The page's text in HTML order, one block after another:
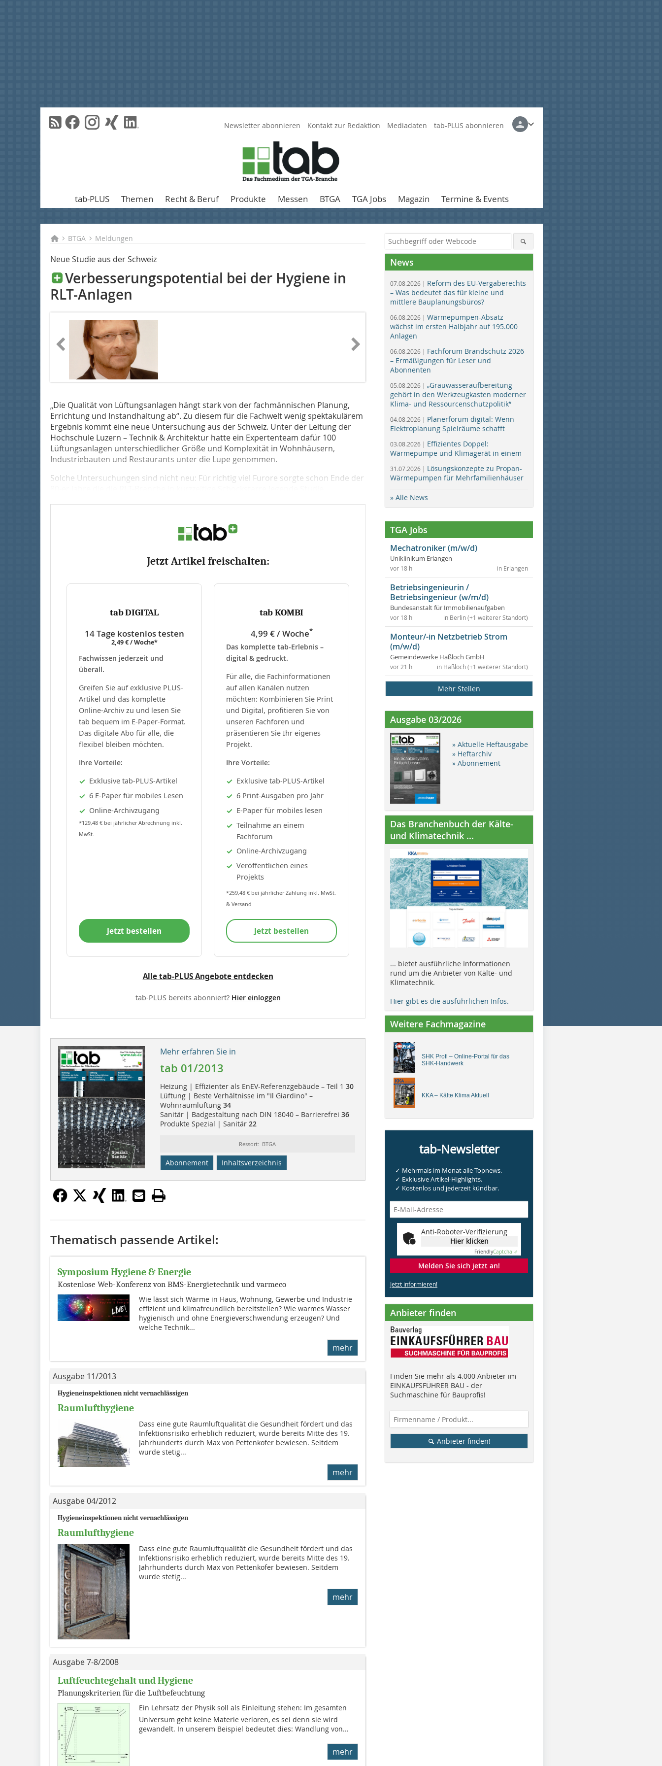
Newsletter abonnieren Kontakt zur Redaktion Mediadaten tab-PLUS abonnieren
tab-PLUS Themen Recht & Beruf Produkte Messen BTGA TGA Jobs Magazin Termine & Events
BTGA Meldungen
Neue Studie aus der Schweiz
Verbesserungspotential bei der Hygiene in
RLT-Anlagen
„Die Qualität von Lüftungsanlagen hängt stark von der fachmännischen Planung,
Errichtung und Instandhaltung ab“. Zu diesem für die Fachwelt wenig spektakulärem
Ergebnis kommt eine neue Untersuchung aus der Schweiz. Unter der Leitung der
Hochschule Luzern – Technik & Architektur hatte ein Expertenteam dafür 100
Lüftungsanlagen unterschiedlicher Größe und Komplexität in Wohnhäusern,
Industriebauten und Restaurants unter die Lupe genommen.
Solche Untersuchungen sind nicht neu: Für richtig viel Furore sorgte schon Ende der
Jetzt Artikel freischalten:
tab DIGITAL
14 Tage kostenlos testen
2,49 € / Woche*
Fachwissen jederzeit und
überall.
Greifen Sie auf exklusive PLUS-
Artikel und das komplette
Online-Archiv zu und lesen Sie
tab bequem im E-Paper-Format.
Das digitale Abo für alle, die
flexibel bleiben möchten.
Ihre Vorteile:
Exklusive tab-PLUS-Artikel
6 E-Paper für mobiles Lesen
Online-Archivzugang
*129,48 € bei jährlicher Abrechnung inkl.
MwSt.
Jetzt bestellen
tab KOMBI
4,99 € / Woche*
Das komplette tab-Erlebnis –
digital & gedruckt.
Für alle, die Fachinformationen
auf allen Kanälen nutzen
möchten: Kombinieren Sie Print
und Digital, profitieren Sie von
unseren Fachforen und
präsentieren Sie Ihr eigenes
Projekt.
Ihre Vorteile:
Exklusive tab-PLUS-Artikel
6 Print-Ausgaben pro Jahr
E-Paper für mobiles lesen
Teilnahme an einem
Fachforum
Online-Archivzugang
Veröffentlichen eines
Projekts
*259,48 € bei jährlicher Zahlung inkl. MwSt.
& Versand
Jetzt bestellen
Alle tab-PLUS Angebote entdecken
tab-PLUS bereits abonniert? Hier einloggen
Mehr erfahren Sie in
tab 01/2013
Heizung | Effizienter als EnEV-Referenzgebäude – Teil 1 30
Lüftung | Beste Verhältnisse im "Il Giardino" –
Wohnraumlüftung 34
Sanitär | Badgestaltung nach DIN 18040 – Barrierefrei 36
Produkte Spezial | Sanitär 22
Ressort: BTGA
Abonnement Inhaltsverzeichnis
Thematisch passende Artikel:
Symposium Hygiene & Energie
Kostenlose Web-Konferenz von BMS-Energietechnik und varmeco
Wie lässt sich Wärme in Haus, Wohnung, Gewerbe und Industrie
effizient und klimafreundlich bereitstellen? Wie warmes Wasser
hygienisch und ohne Energieverschwendung erzeugen? Und
welche Technik...
mehr
Ausgabe 11/2013
Hygieneinspektionen nicht vernachlässigen
Raumlufthygiene
Dass eine gute Raumluftqualität die Gesundheit fördert und das
Infektionsrisiko erheblich reduziert, wurde bereits Mitte des 19.
Jahrhunderts durch Max von Pettenkofer bewiesen. Seitdem
wurde stetig...
mehr
Ausgabe 04/2012
Hygieneinspektionen nicht vernachlässigen
Raumlufthygiene
Dass eine gute Raumluftqualität die Gesundheit fördert und das
Infektionsrisiko erheblich reduziert, wurde bereits Mitte des 19.
Jahrhunderts durch Max von Pettenkofer bewiesen. Seitdem
wurde stetig...
mehr
Ausgabe 7-8/2008
Luftfeuchtegehalt und Hygiene
Planungskriterien für die Luftbefeuchtung
Ein Lehrsatz der Physik soll als Einleitung stehen: Im gesamten
Universum geht keine Materie verloren, es sei denn sie wird
gewandelt. In unserem Beispiel bedeutet dies: Wandlung von...
mehr
News
07.08.2026 | Reform des EU-Vergaberechts
– Was bedeutet das für kleine und
mittlere Bauplanungsbüros?
06.08.2026 | Wärmepumpen-Absatz
wächst im ersten Halbjahr auf 195.000
Anlagen
06.08.2026 | Fachforum Brandschutz 2026
– Ermäßigungen für Leser und
Abonnenten
05.08.2026 | „Grauwasseraufbereitung
gehört in den Werkzeugkasten moderner
Klima- und Ressourcenschutzpolitik“
04.08.2026 | Planerforum digital: Wenn
Elektroplanung Spielräume schafft
03.08.2026 | Effizientes Doppel:
Wärmepumpe und Klimagerät in einem
31.07.2026 | Lösungskonzepte zu Propan-
Wärmepumpen für Mehrfamilienhäuser
» Alle News
TGA Jobs
Mechatroniker (m/w/d)
Uniklinikum Erlangen
in Erlangen
vor 18 h
Betriebsingenieurin /
Betriebsingenieur (w/m/d)
Bundesanstalt für Immobilienaufgaben
in Berlin (+1 weiterer Standort)
vor 18 h
Monteur/-in Netzbetrieb Strom
(m/w/d)
Gemeindewerke Haßloch GmbH
in Haßloch (+1 weiterer Standort)
vor 21 h
Mehr Stellen
Ausgabe 03/2026
» Aktuelle Heftausgabe
» Heftarchiv
» Abonnement
Das Branchenbuch der Kälte-
und Klimatechnik ...
... bietet ausführliche Informationen
rund um die Anbieter von Kälte- und
Klimatechnik.
Hier gibt es die ausführlichen Infos.
Weitere Fachmagazine
SHK Profi – Online-Portal für das
SHK-Handwerk
KKA – Kälte Klima Aktuell
tab-Newsletter
✓ Mehrmals im Monat alle Topnews.
✓ Exklusive Artikel-Highlights.
✓ Kostenlos und jederzeit kündbar.
Anti-Roboter-Verifizierung
Hier klicken
FriendlyCaptcha ⇗
Melden Sie sich jetzt an!
Jetzt informieren!
Anbieter finden
Finden Sie mehr als 4.000 Anbieter im
EINKAUFSFÜHRER BAU - der
Suchmaschine für Bauprofis!
Anbieter finden!